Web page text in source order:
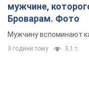
мужчине,
Броварам. Фото
Мужчину вспоминают
3 години тому 3,1 т.